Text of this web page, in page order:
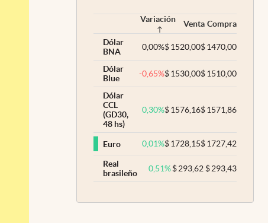
Variación Venta Compra
Dólar
BNA
0,00%$1520,00$1470,00
Dólar
Blue
-0,65%$1530,00$1510,00
Dólar
CCL
(GD30,
48 hs)
0,30%$1576,16$1571,86
Euro 0,01%$1728,15$1727,42
Real
brasileño
0,51% $293,62 $293,43